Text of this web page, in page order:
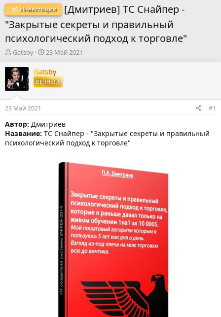
Инвестиции
[Дмитриев] ТС Снайпер -
"Закрытые секреты и правильный
психологический подход к торговле"
А
т
о
р
т
е
м
ы
Gatsby
Д
т
а
н
а
л
а
23 Май 2021
Gatsby
ВЕЧНЫЙ
23 Май 2021 #1
Автор: Дмитриев
Название: ТС Снайпер - "Закрытые секреты и правильный
психологический подход к торговле"